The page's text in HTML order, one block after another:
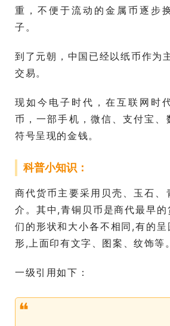
重，不便于流动的金属币逐步
子。
到了元朝，中国已经以纸币作为
交易。
现如今电子时代，在互联网时
币，一部手机，微信、支付宝、
符号呈现的金钱。
科普小知识：
商代货币主要采用贝壳、玉石、
介。其中,青铜贝币是商代最早的
们的形状和大小各不相同,有的呈
形,上面印有文字、图案、纹饰等。
一级引用如下：
❝